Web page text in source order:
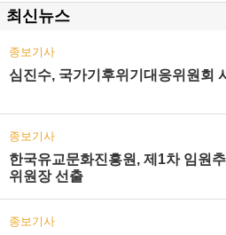
최신뉴스
종보기사
심진수, 국가기후위기대응위원회
종보기사
한국유교문화진흥원, 제1차 임원
위원장 선출
종보기사